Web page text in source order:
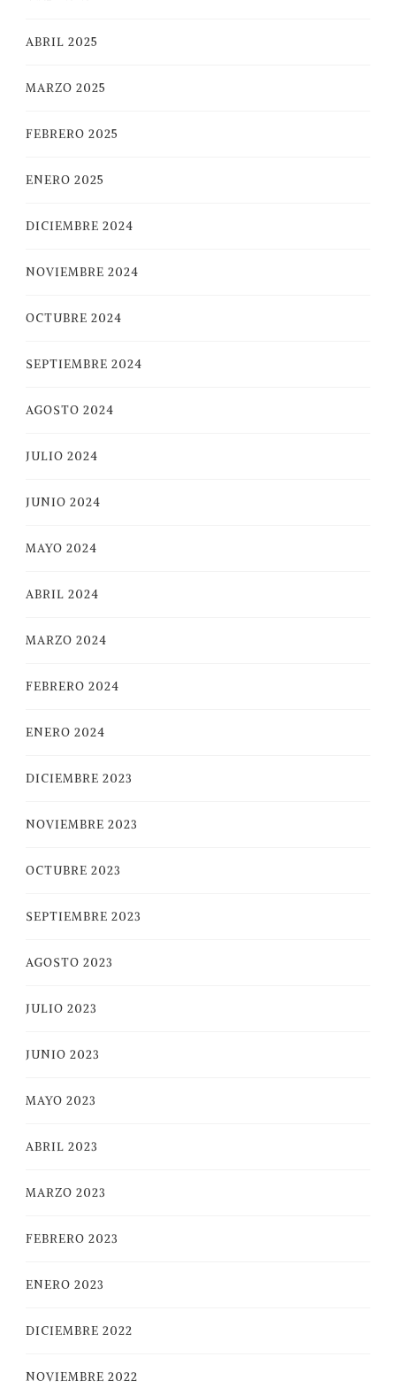
ABRIL 2025
MARZO 2025
FEBRERO 2025
ENERO 2025
DICIEMBRE 2024
NOVIEMBRE 2024
OCTUBRE 2024
SEPTIEMBRE 2024
AGOSTO 2024
JULIO 2024
JUNIO 2024
MAYO 2024
ABRIL 2024
MARZO 2024
FEBRERO 2024
ENERO 2024
DICIEMBRE 2023
NOVIEMBRE 2023
OCTUBRE 2023
SEPTIEMBRE 2023
AGOSTO 2023
JULIO 2023
JUNIO 2023
MAYO 2023
ABRIL 2023
MARZO 2023
FEBRERO 2023
ENERO 2023
DICIEMBRE 2022
NOVIEMBRE 2022